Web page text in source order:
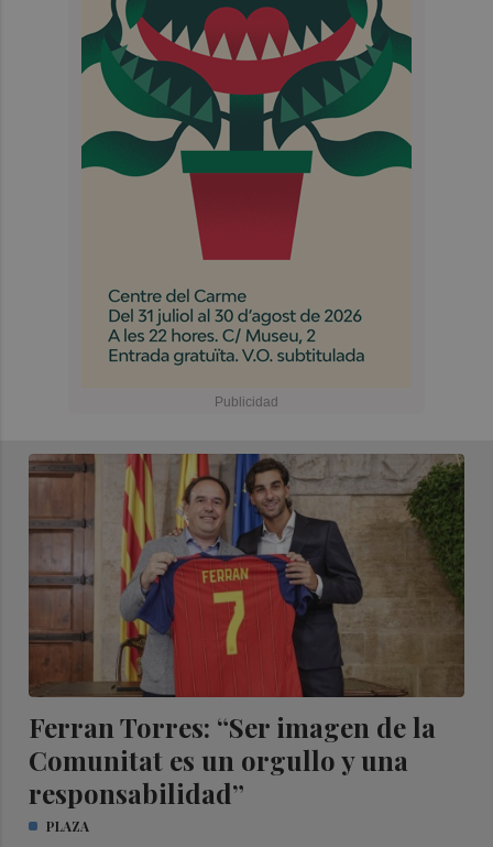
Ferran Torres: “Ser imagen de la
Comunitat es un orgullo y una
responsabilidad”
PLAZA